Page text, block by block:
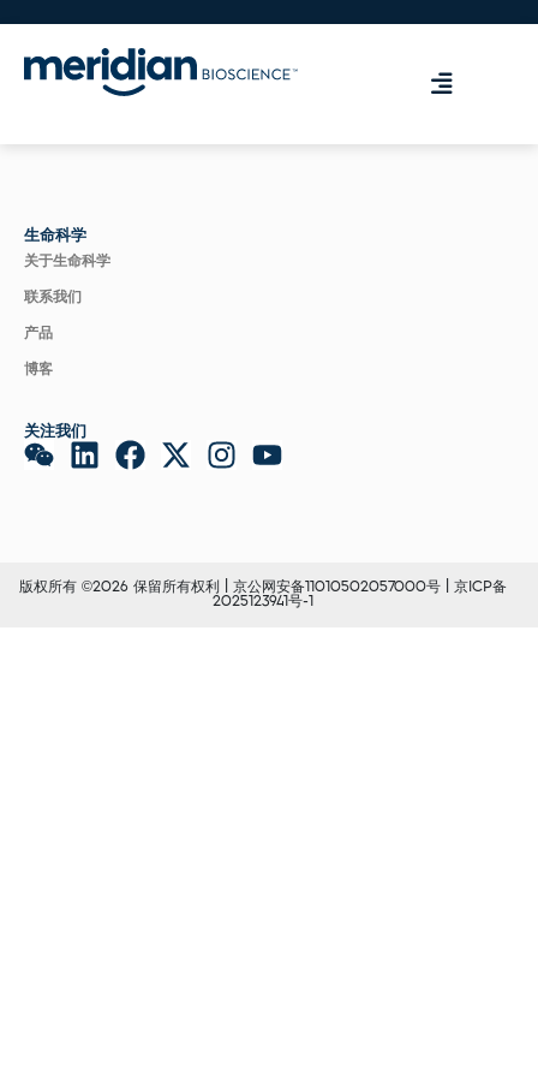
生命科学
关于生命科学
联系我们
产品
博客
关注我们
版权所有 ©2026 保留所有权利 | 京公网安备11010502057000号
京ICP备
2025123941号-1